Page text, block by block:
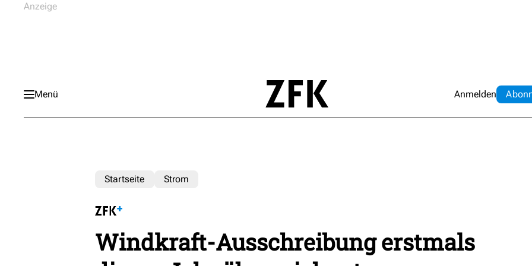
Menü Anmelden Abo
Startseite Strom
Windkraft-Ausschreibung erstmals